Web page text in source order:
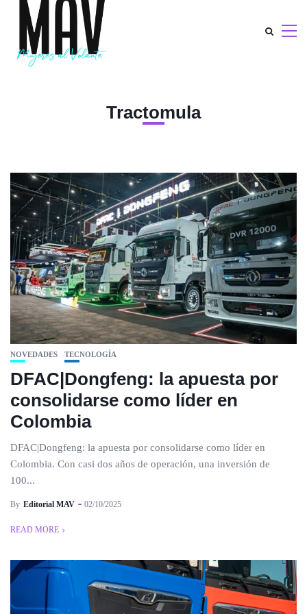
Tractomula
NOVEDADES TECNOLOGÍA
DFAC|Dongfeng: la apuesta por
consolidarse como líder en
Colombia
DFAC|Dongfeng: la apuesta por consolidarse como líder en
Colombia. Con casi dos años de operación, una inversión de
100...
By Editorial MAV 02/10/2025
READ MORE